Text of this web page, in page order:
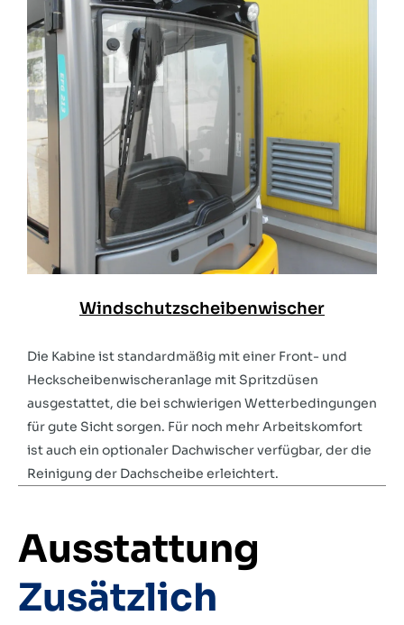
Windschutzscheibenwischer
Die Kabine ist standardmäßig mit einer Front- und
Heckscheibenwischeranlage mit Spritzdüsen
ausgestattet, die bei schwierigen Wetterbedingungen
für gute Sicht sorgen. Für noch mehr Arbeitskomfort
ist auch ein optionaler Dachwischer verfügbar, der die
Reinigung der Dachscheibe erleichtert.
Ausstattung
Zusätzlich